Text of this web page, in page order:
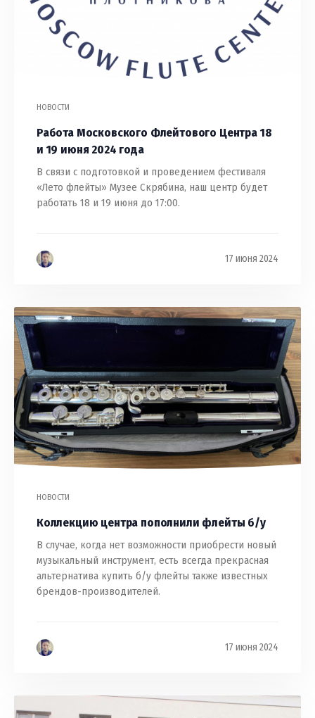
НОВОСТИ
Работа Московского Флейтового Центра 18
и 19 июня 2024 года
В связи с подготовкой и проведением фестиваля
«Лето флейты» Музее Скрябина, наш центр будет
работать 18 и 19 июня до 17:00.
17 июня 2024
НОВОСТИ
Коллекцию центра пополнили флейты б/у
В случае, когда нет возможности приобрести новый
музыкальный инструмент, есть всегда прекрасная
альтернатива купить б/у флейты также известных
брендов-производителей.
17 июня 2024